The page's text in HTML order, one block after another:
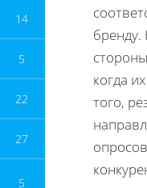
14
5
22
27
5
когда
того,